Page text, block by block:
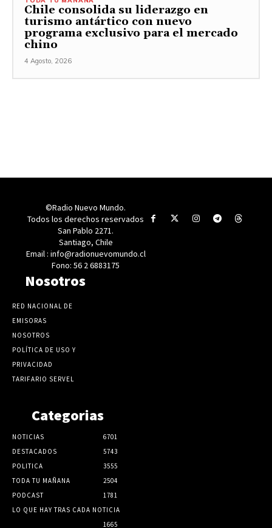
Chile consolida su liderazgo en
turismo antártico con nuevo
programa exclusivo para el mercado
chino
4 Agosto, 2026
©Radio Nuevo Mundo.
Todos los derechos reservados
San Pablo 2271.
Santiago, Chile
Email : info@radionuevomundo.cl
Fono: 56 2 6883175
Nosotros
RED NACIONAL DE
EMISORAS
NOSOTROS
POLÍTICA DE USO Y
PRIVACIDAD
TARIFARIO SERVEL
Categorias
NOTICIAS
6701
DESTACADOS
5743
POLITICA
3555
TODA TU MAÑANA
2504
PODCAST
1781
LO QUE HAY TRAS CADA NOTICIA
1665